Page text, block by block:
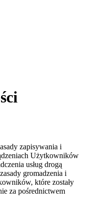
zapisywania i
Użytkowników
usług drogą
gromadzenia i
które zostały
za pośrednictwem